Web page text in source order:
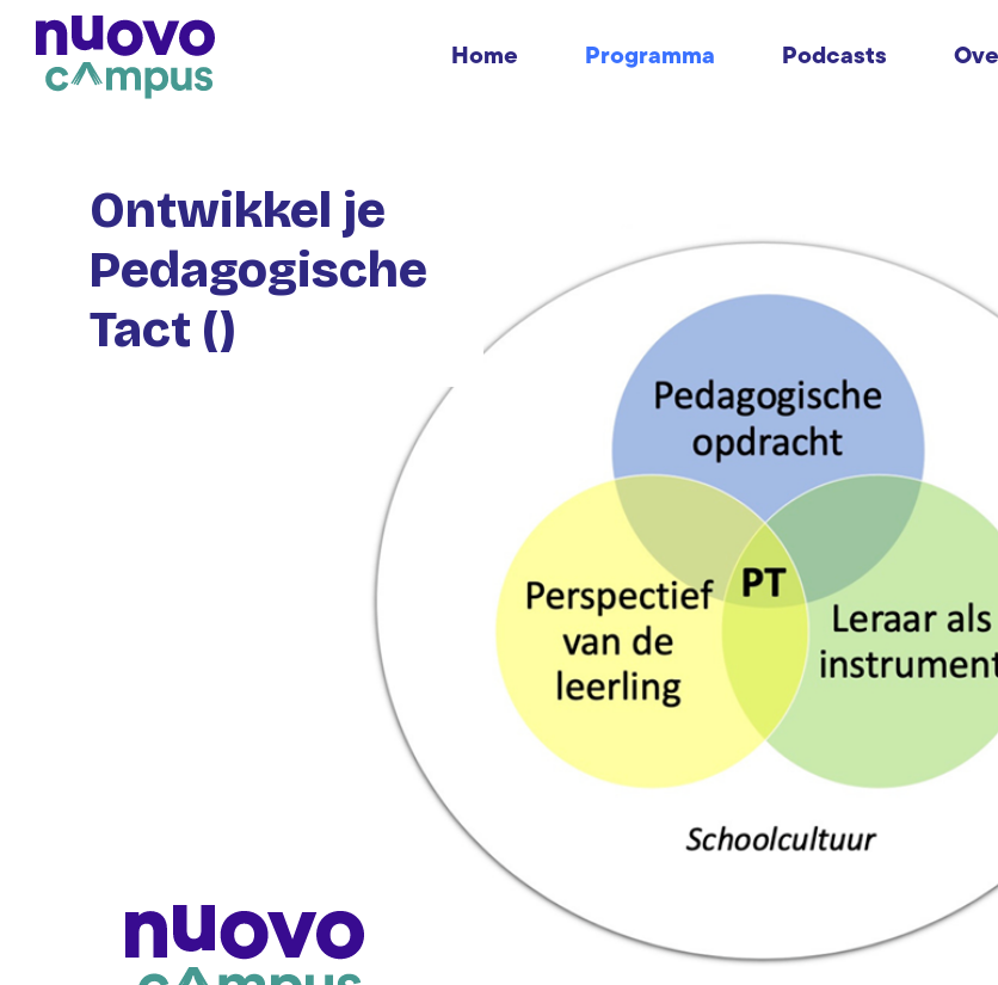
Home Programma Podcasts
Ontwikkel je
Pedagogische
Tact ()